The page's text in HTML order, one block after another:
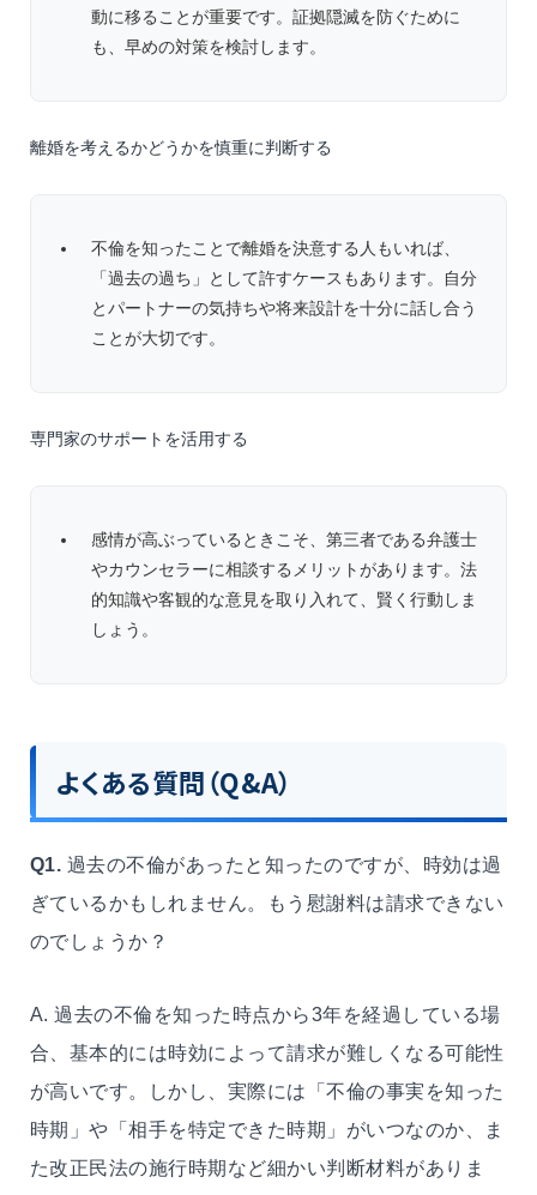
動に移ることが重要です。証拠隠滅を防ぐために
も、早めの対策を検討します。
離婚を考えるかどうかを慎重に判断する
不倫を知ったことで離婚を決意する人もいれば、
「過去の過ち」として許すケースもあります。自分
とパートナーの気持ちや将来設計を十分に話し合う
ことが大切です。
専門家のサポートを活用する
感情が高ぶっているときこそ、第三者である弁護士
やカウンセラーに相談するメリットがあります。法
的知識や客観的な意見を取り入れて、賢く行動しま
しょう。
よくある質問（Q&A）
Q1. 過去の不倫があったと知ったのですが、時効は過
ぎているかもしれません。もう慰謝料は請求できない
のでしょうか？
A. 過去の不倫を知った時点から3年を経過している場
合、基本的には時効によって請求が難しくなる可能性
が高いです。しかし、実際には「不倫の事実を知った
時期」や「相手を特定できた時期」がいつなのか、ま
た改正民法の施行時期など細かい判断材料がありま